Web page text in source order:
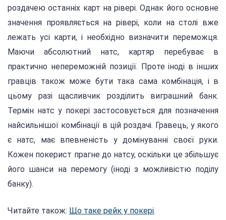
роздачею останніх карт на рівері. Однак його основне
значення проявляється на рівері, коли на столі вже
лежать усі карти, і необхідно визначити переможця.
Маючи абсолютний натс, картяр перебуває в
практично непереможній позиції. Проте іноді в інших
гравців також може бути така сама комбінація, і в
цьому разі щасливчик розділить виграшний банк.
Термін натс у покері застосовується для позначення
найсильнішої комбінації в цій роздачі. Гравець, у якого
є натс, має впевненість у домінуванні своєї руки.
Кожен покерист прагне до натсу, оскільки це збільшує
його шанси на перемогу (іноді з можливістю поділу
банку).
Читайте також: Що таке рейк у покері.